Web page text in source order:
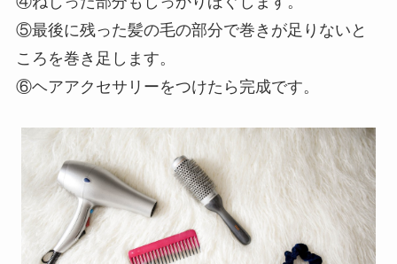
⑤最後に残った髪の毛の部分で巻きが足りないと
ころを巻き足します。
⑥ヘアアクセサリーをつけたら完成です。